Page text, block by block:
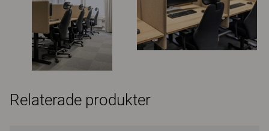
Relaterade produkter